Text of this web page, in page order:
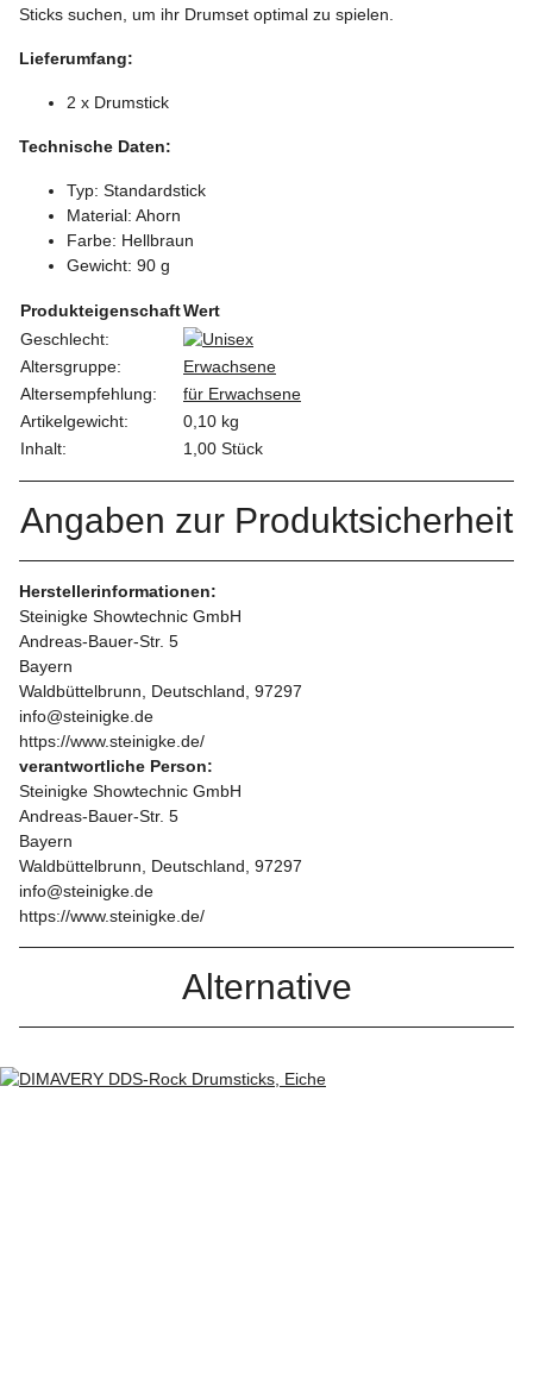
Sticks suchen, um ihr Drumset optimal zu spielen.
Lieferumfang:
2 x Drumstick
Technische Daten:
Typ: Standardstick
Material: Ahorn
Farbe: Hellbraun
Gewicht: 90 g
ProdukteigenschaftWert
Geschlecht:
Altersgruppe:
Erwachsene
Altersempfehlung:
für Erwachsene
Artikelgewicht:
0,10 kg
Inhalt:
1,00 Stück
Angaben zur Produktsicherheit
Herstellerinformationen:
Steinigke Showtechnic GmbH
Andreas-Bauer-Str. 5
Bayern
Waldbüttelbrunn, Deutschland, 97297
info@steinigke.de
https://www.steinigke.de/
verantwortliche Person:
Steinigke Showtechnic GmbH
Andreas-Bauer-Str. 5
Bayern
Waldbüttelbrunn, Deutschland, 97297
info@steinigke.de
https://www.steinigke.de/
Alternative